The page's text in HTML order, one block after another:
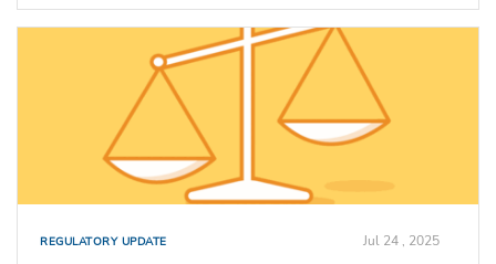
REGULATORY UPDATE Jul 24 , 2025